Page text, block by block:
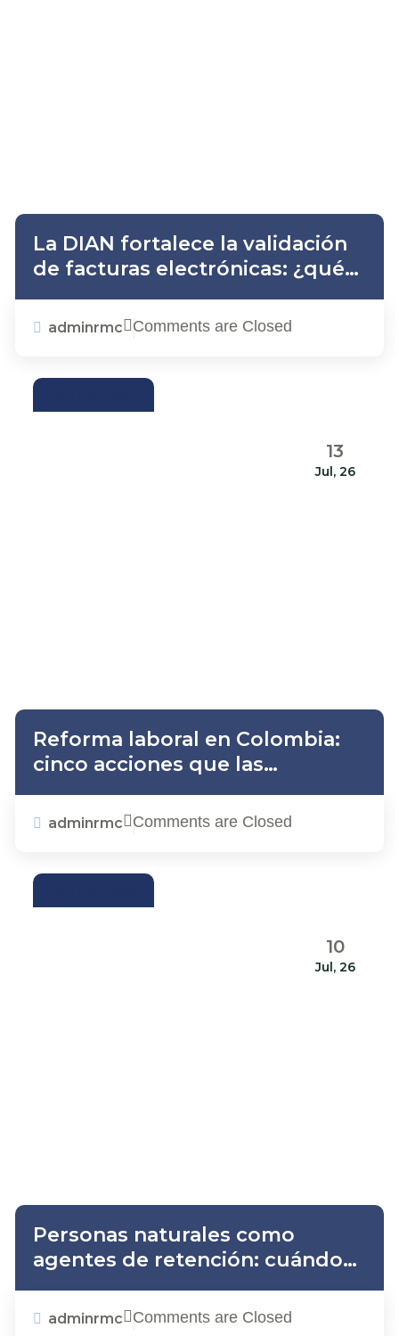
La DIAN fortalece la validación
de facturas electrónicas: ¿qué
implica para las empresas?
adminrmc Comments are Closed
13
Jul, 26
Reforma laboral en Colombia:
cinco acciones que las
empresas deben implementar
frente a la reducción de la
jornada y los nuevos recargos
adminrmc Comments are Closed
10
Jul, 26
Personas naturales como
agentes de retención: cuándo
están obligadas y qué deben
hacer
adminrmc Comments are Closed